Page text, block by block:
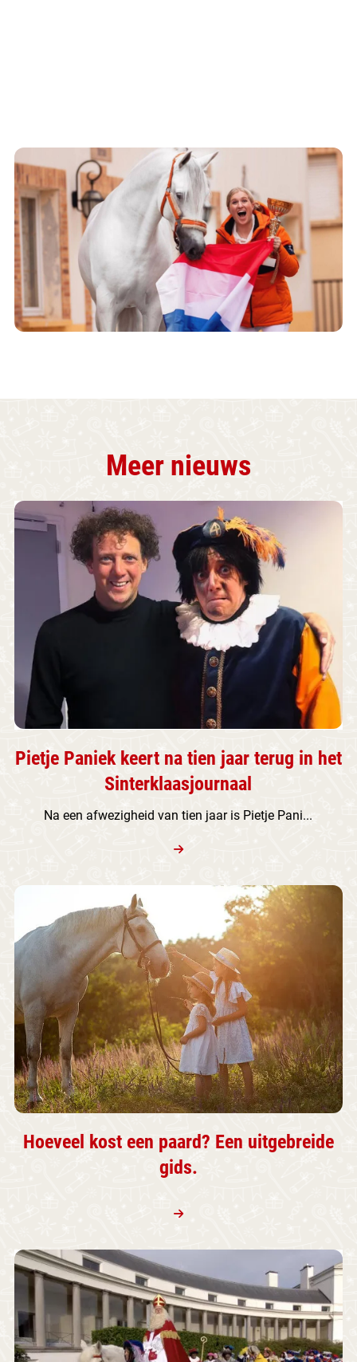
Meer nieuws
Pietje Paniek keert na tien jaar terug in het
Sinterklaasjournaal
Na een afwezigheid van tien jaar is Pietje Pani...
Hoeveel kost een paard? Een uitgebreide
gids.